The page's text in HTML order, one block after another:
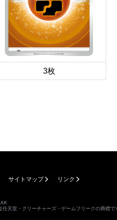
3枚
サイトマップ リンク
天堂・クリーチャーズ・ゲームフリークの商標で